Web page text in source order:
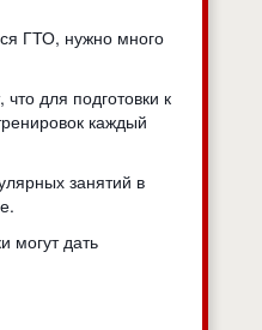
ГТО, нужно много
для подготовки к
каждый
занятий в
могут дать